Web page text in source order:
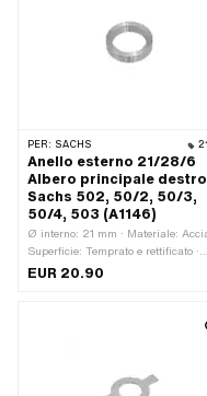
FPM / FKM (conosciuto
colloquialmente come Viton) ·
OEM Pony: A5602 · Sachs OEM
PER: SACHS
Anello esterno 21/28/6
Albero principale destro |
Sachs 502, 50/2, 50/3,
50/4, 503 (A1146)
Ø interno: 21 mm · Materiale:
Superficie: Temprato e rettificato ·
Larghezza: 6 mm · Ø esterno: 28
EUR 20.90